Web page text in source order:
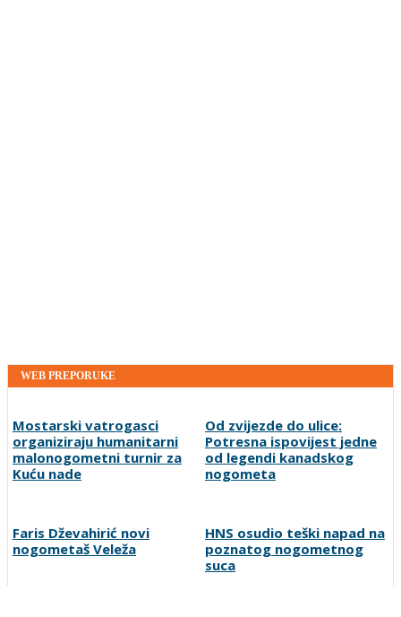
WEB PREPORUKE
Mostarski vatrogasci
organiziraju humanitarni
malonogometni turnir za
Kuću nade
Od zvijezde do ulice:
Potresna ispovijest jedne
od legendi kanadskog
nogometa
Faris Dževahirić novi
nogometaš Veleža
HNS osudio teški napad na
poznatog nogometnog
suca